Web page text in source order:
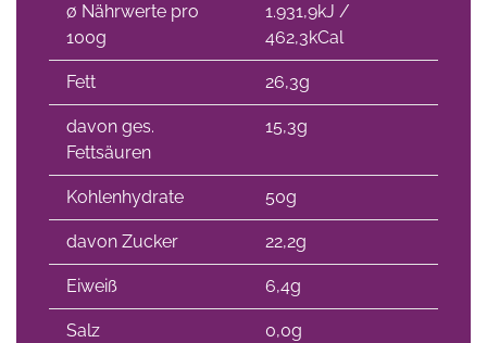
∅ Nährwerte pro
100g
1.931,9kJ /
462,3kCal
Fett 26,3g
davon ges.
Fettsäuren
15,3g
Kohlenhydrate 50g
davon Zucker 22,2g
Eiweiß 6,4g
Salz 0,0g